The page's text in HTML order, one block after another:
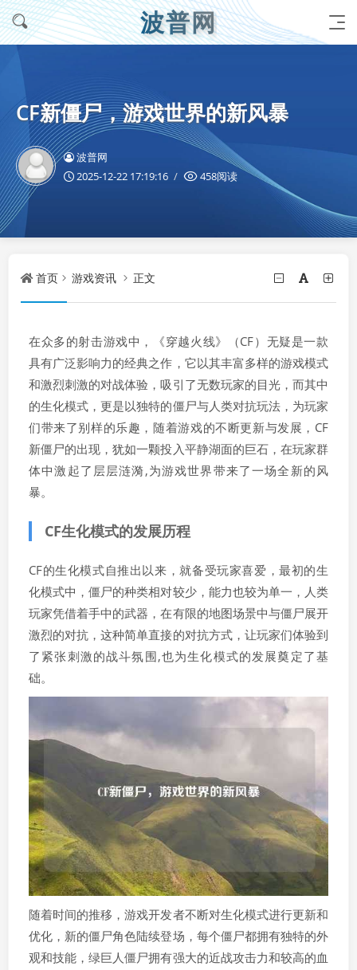
波普网
CF新僵尸，游戏世界的新风暴
波普网
2025-12-22 17:19:16
458阅读
首页 游戏资讯 正文
在众多的射击游戏中，《穿越火线》（CF）无疑是一款
具有广泛影响力的经典之作，它以其丰富多样的游戏模式
和激烈刺激的对战体验，吸引了无数玩家的目光，而其中
的生化模式，更是以独特的僵尸与人类对抗玩法，为玩家
们带来了别样的乐趣，随着游戏的不断更新与发展，CF
新僵尸的出现，犹如一颗投入平静湖面的巨石，在玩家群
体中激起了层层涟漪,为游戏世界带来了一场全新的风
暴。
CF生化模式的发展历程
CF的生化模式自推出以来，就备受玩家喜爱，最初的生
化模式中，僵尸的种类相对较少，能力也较为单一，人类
玩家凭借着手中的武器，在有限的地图场景中与僵尸展开
激烈的对抗，这种简单直接的对抗方式，让玩家们体验到
了紧张刺激的战斗氛围,也为生化模式的发展奠定了基
础。
随着时间的推移，游戏开发者不断对生化模式进行更新和
优化，新的僵尸角色陆续登场，每个僵尸都拥有独特的外
观和技能，绿巨人僵尸拥有强大的近战攻击力和较高的血